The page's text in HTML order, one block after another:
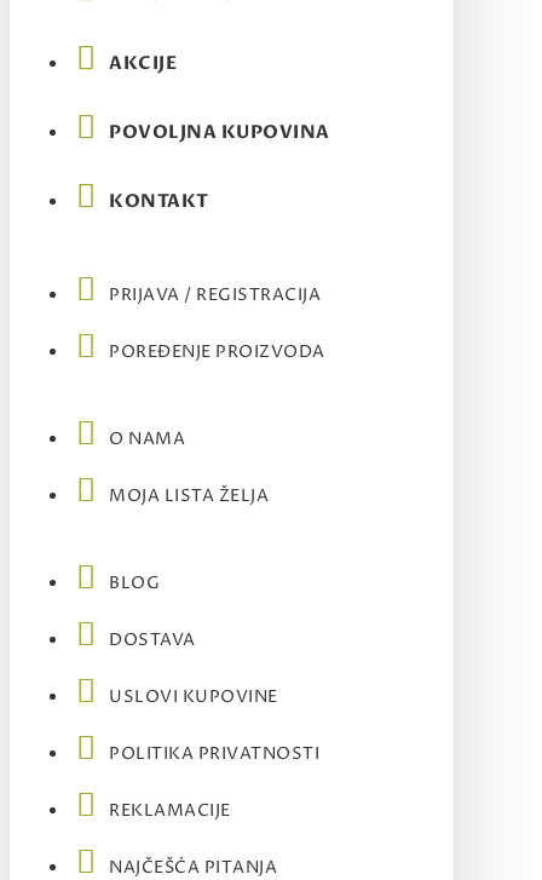
AKCIJE
POVOLJNA KUPOVINA
KONTAKT
PRIJAVA / REGISTRACIJA
POREĐENJE PROIZVODA
O NAMA
MOJA LISTA ŽELJA
BLOG
DOSTAVA
USLOVI KUPOVINE
POLITIKA PRIVATNOSTI
REKLAMACIJE
NAJČEŠĆA PITANJA